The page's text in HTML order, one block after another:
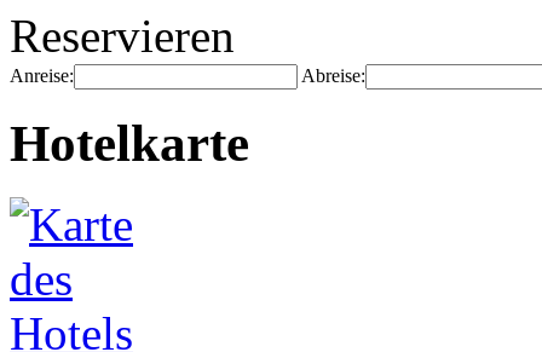
Reservieren
Anreise: Abreise:
Hotelkarte